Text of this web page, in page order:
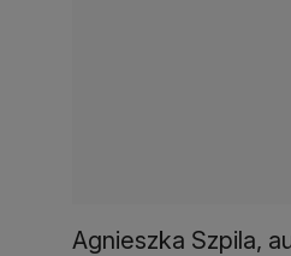
Agnieszka Szpila,